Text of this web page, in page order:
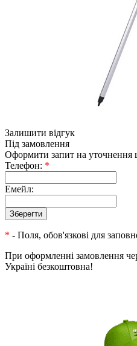
Залишити відгук
Під замовлення
Оформити запит на уточнення
Телефон: *
Емейл:
* - Поля, обов'язкові для
При оформленні замовлення
Україні безкоштовна!